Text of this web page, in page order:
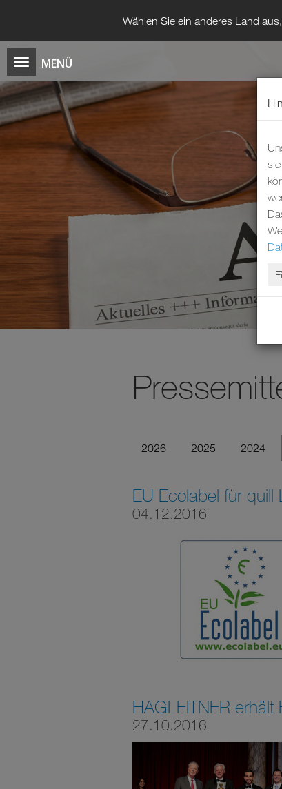
Wählen Sie ein anderes Land
2026 2025 2024
EU Ecolabel für quill
04.12.2016
HAGLEITNER
27.10.2016